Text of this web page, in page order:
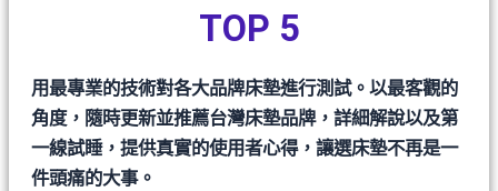
TOP 5
用最專業的技術對各大品牌床墊進行測試。以最客觀的
角度，隨時更新並推薦台灣床墊品牌，詳細解說以及第
一線試睡，提供真實的使用者心得，讓選床墊不再是一
件頭痛的大事。